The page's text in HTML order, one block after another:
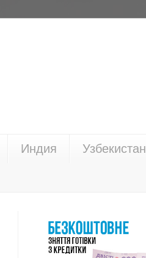
Индия Узбекистан